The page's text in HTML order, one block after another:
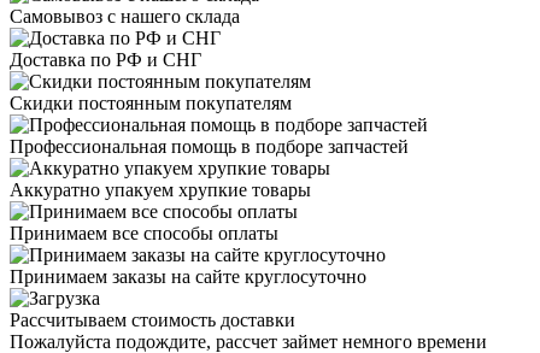
Самовывоз с нашего склада
Доставка по РФ и СНГ
Скидки постоянным покупателям
Профессиональная помощь в подборе запчастей
Аккуратно упакуем хрупкие товары
Принимаем все способы оплаты
Принимаем заказы на сайте круглосуточно
Рассчитываем стоимость доставки
Пожалуйста подождите, рассчет займет немного времени